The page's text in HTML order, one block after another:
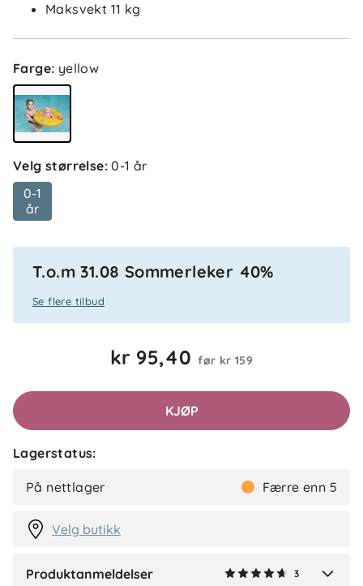
Maksvekt 11 kg
Farge: yellow
Velg størrelse:0-1 år
0-1
år
T.o.m 31.08 Sommerleker 40%
Se flere tilbud
kr 95,40 før kr 159
KJØP
Lagerstatus:
På nettlager Færre enn 5
Velg butikk
Produktanmeldelser 3
4.7
basert på 3 anmeldelser
Anmeldelser (3)
Sorter etter
IO
Bekreftet kjøper
1 måned siden
KR